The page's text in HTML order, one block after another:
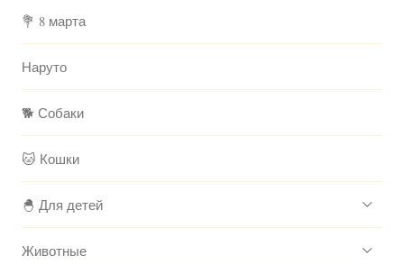
💐 8 марта
Наруто
🐕 Собаки
🐱 Кошки
🐣 Для детей
Животные